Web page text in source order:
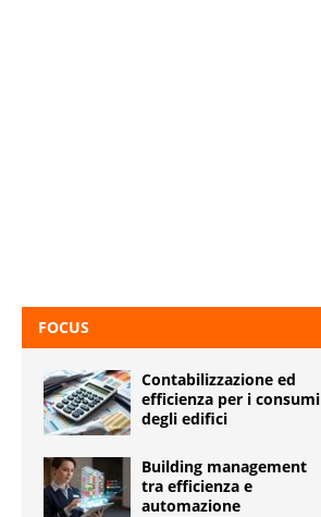
FOCUS
Contabilizzazione ed
efficienza per i consumi
degli edifici
Building management
tra efficienza e
automazione